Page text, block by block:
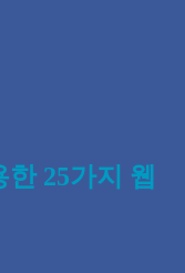
25가지 웹